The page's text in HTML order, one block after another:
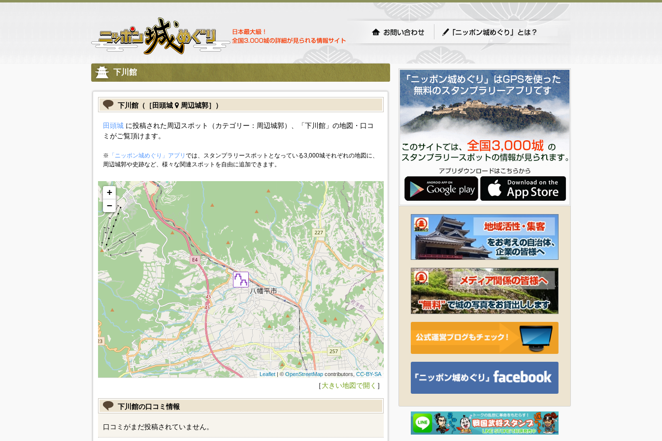
下川館
下川館（［田頭城 周辺城郭］）
田頭城に投稿された周辺スポット（カテゴリー：周辺城郭）、「下川館」の地図・口コ
ミがご覧頂けます。
※ 「ニッポン城めぐり」アプリ では、スタンプラリースポットとなっている3,000城それぞれの地図に、
周辺城郭や史跡など、様々な関連スポットを自由に追加できます。
+
−
Leaflet| © OpenStreetMapcontributors, CC-BY-SA
［大きい地図で開く ］
下川館の口コミ情報
口コミがまだ投稿されていません。